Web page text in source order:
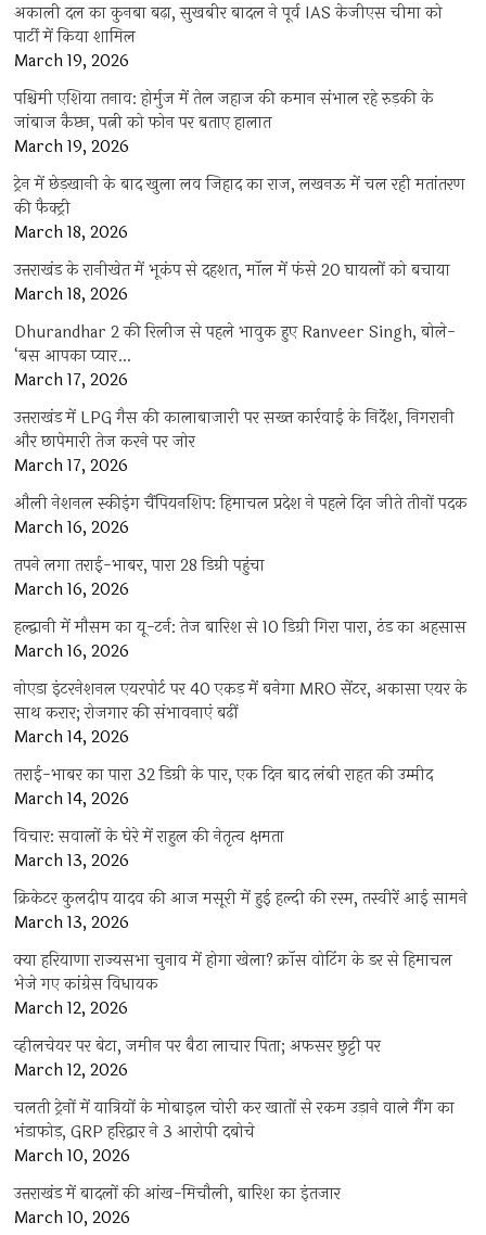
अकाली दल का कुनबा बढ़ा, सुखबीर बादल ने पूर्व IAS केजीएस चीमा को
पार्टी में किया शामिल
March 19, 2026
पश्चिमी एशिया तनाव: होर्मुज में तेल जहाज की कमान संभाल रहे रुड़की के
जांबाज कैप्टन, पत्नी को फोन पर बताए हालात
March 19, 2026
ट्रेन में छेड़खानी के बाद खुला लव जिहाद का राज, लखनऊ में चल रही मतांतरण
की फैक्ट्री
March 18, 2026
उत्तराखंड के रानीखेत में भूकंप से दहशत, मॉल में फंसे 20 घायलों को बचाया
March 18, 2026
Dhurandhar 2 की रिलीज से पहले भावुक हुए Ranveer Singh, बोले-
‘बस आपका प्यार…
March 17, 2026
उत्तराखंड में LPG गैस की कालाबाजारी पर सख्त कार्रवाई के निर्देश, निगरानी
और छापेमारी तेज करने पर जोर
March 17, 2026
औली नेशनल स्कीइंग चैंपियनशिप: हिमाचल प्रदेश ने पहले दिन जीते तीनों पदक
March 16, 2026
तपने लगा तराई-भाबर, पारा 28 डिग्री पहुंचा
March 16, 2026
हल्द्वानी में मौसम का यू-टर्न: तेज बारिश से 10 डिग्री गिरा पारा, ठंड का अहसास
March 16, 2026
नोएडा इंटरनेशनल एयरपोर्ट पर 40 एकड़ में बनेगा MRO सेंटर, अकासा एयर के
साथ करार; रोजगार की संभावनाएं बढ़ीं
March 14, 2026
तराई-भाबर का पारा 32 डिग्री के पार, एक दिन बाद लंबी राहत की उम्मीद
March 14, 2026
विचार: सवालों के घेरे में राहुल की नेतृत्व क्षमता
March 13, 2026
क्रिकेटर कुलदीप यादव की आज मसूरी में हुई हल्दी की रस्म, तस्वीरें आई सामने
March 13, 2026
क्या हरियाणा राज्यसभा चुनाव में होगा खेला? क्रॉस वोटिंग के डर से हिमाचल
भेजे गए कांग्रेस विधायक
March 12, 2026
व्हीलचेयर पर बेटा, जमीन पर बैठा लाचार पिता; अफसर छुट्टी पर
March 12, 2026
चलती ट्रेनों में यात्रियों के मोबाइल चोरी कर खातों से रकम उड़ाने वाले गैंग का
भंडाफोड़, GRP हरिद्वार ने 3 आरोपी दबोचे
March 10, 2026
उत्तराखंड में बादलों की आंख-मिचौली, बारिश का इंतजार
March 10, 2026